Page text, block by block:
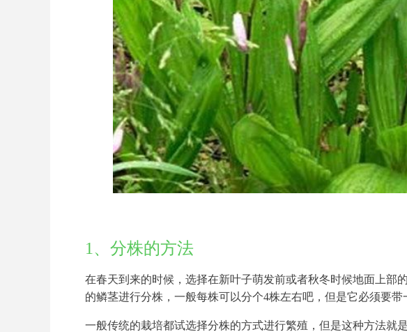
1、分株的方法
在春天到来的时候，选择在新叶子萌发前或者秋冬时候地面上部
的鳞茎进行分株，一般每株可以分个4株左右吧，但是它必须要带
一般传统的栽培都试选择分株的方式进行繁殖，但是这种方法就